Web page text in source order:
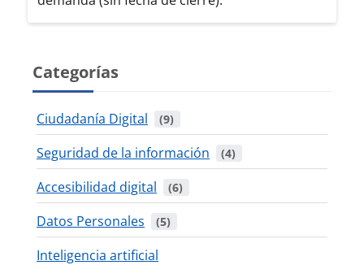
Categorías
Ciudadanía Digital (9)
Seguridad de la información (4)
Accesibilidad digital (6)
Datos Personales (5)
Inteligencia artificial